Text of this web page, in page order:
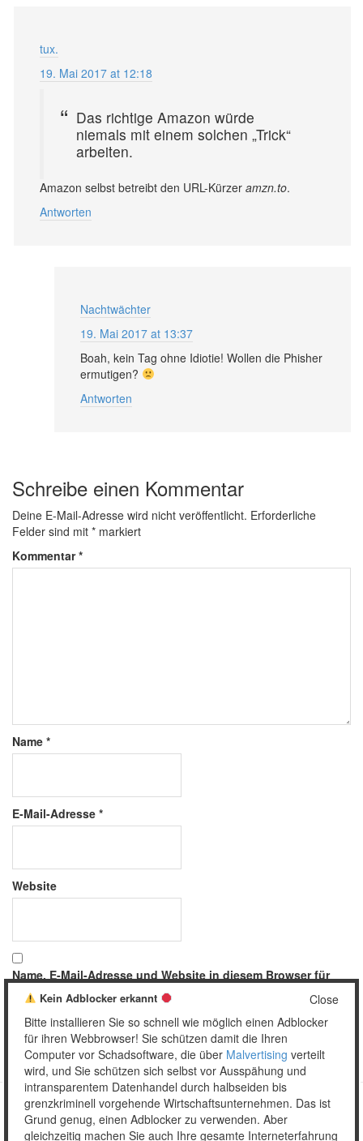
tux.
19. Mai 2017 at 12:18
Das richtige Amazon würde
niemals mit einem solchen „Trick“
arbeiten.
Amazon selbst betreibt den URL-Kürzer amzn.to.
Antworten
Nachtwächter
19. Mai 2017 at 13:37
Boah, kein Tag ohne Idiotie! Wollen die Phisher
ermutigen?
Antworten
Schreibe einen Kommentar
Deine E-Mail-Adresse wird nicht veröffentlicht. Erforderliche
Felder sind mit * markiert
Kommentar*
Name *
E-Mail-Adresse *
Website
Name, E-Mail-Adresse und Website in diesem Browser für
meinen nächsten Kommentar speichern.
Copyright © 2026 Unser täglich Spam.
Close
Kein Adblocker erkannt
Bitte installieren Sie so schnell wie möglich einen Adblocker
für ihren Webbrowser! Sie schützen damit die Ihren
Computer vor Schadsoftware, die über Malvertising verteilt
wird, und Sie schützen sich selbst vor Ausspähung und
intransparentem Datenhandel durch halbseiden bis
grenzkriminell vorgehende Wirtschaftsunternehmen. Das ist
Grund genug, einen Adblocker zu verwenden. Aber
gleichzeitig machen Sie auch Ihre gesamte Interneterfahrung